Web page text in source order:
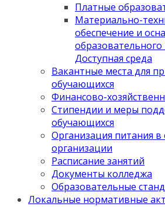
Платные
Материально-
обеспечение и
образовательного
Доступная среда
Вакантные места для
обучающихся
Финансово-
Стипендии и меры
обучающихся
Организация питания
организации
Расписание занятий
Документы колледжа
Образовательные
Локальные нормативные